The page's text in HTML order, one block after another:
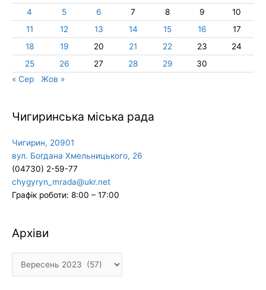
4
5 6 7 8 9
10
11
12 13 14 15 16
17
18
19 20 21 22 23
24
25
26 27 28 29
30
« Сер
Жов »
Чигиринська міська рада
Чигирин, 20901
вул. Богдана Хмельницького, 26
(04730) 2-59-77
chygyryn_mrada@ukr.net
Графік роботи: 8:00 – 17:00
Архіви
Архіви